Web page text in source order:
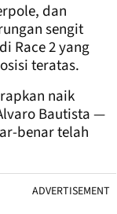
dan
sengit
Race 2 yang
teratas.
naik
Bautista —
benar telah
ADVERTISEMENT